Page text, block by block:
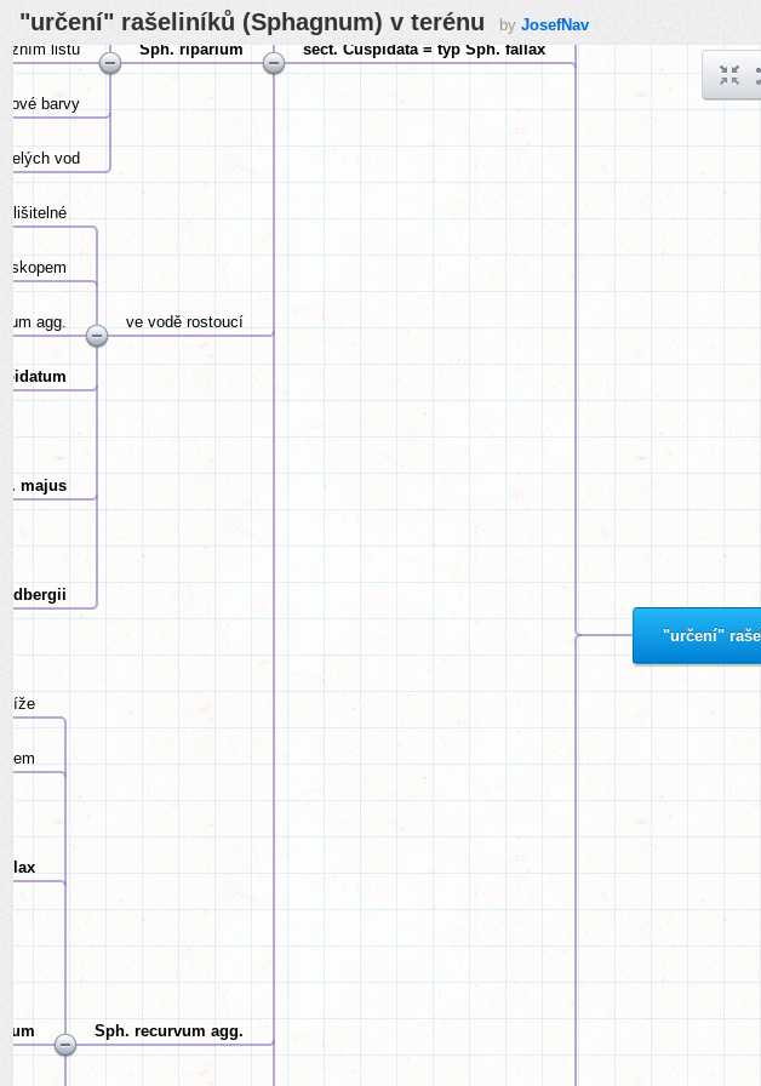
"určení"
sect. Cuspidata = typ Sph. fallax
Sph. riparium
listu
barvy
vod
ve vodě rostoucí
agg.
majus
Sph. recurvum agg.
níže
"určení" rašeliníků (Sphagnum) v terénu by JosefNav